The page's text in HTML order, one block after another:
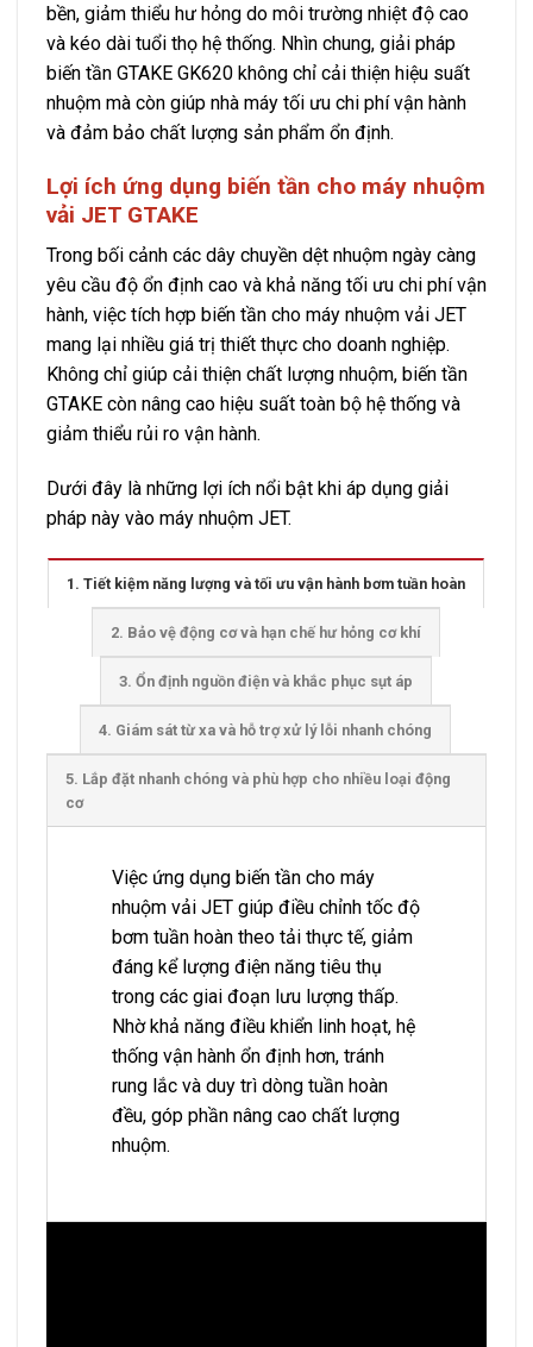
bền, giảm thiểu hư hỏng do môi trường nhiệt độ cao
và kéo dài tuổi thọ hệ thống. Nhìn chung, giải pháp
biến tần GTAKE GK620 không chỉ cải thiện hiệu suất
nhuộm mà còn giúp nhà máy tối ưu chi phí vận hành
và đảm bảo chất lượng sản phẩm ổn định.
Lợi ích ứng dụng biến tần cho máy nhuộm
vải JET GTAKE
Trong bối cảnh các dây chuyền dệt nhuộm ngày càng
yêu cầu độ ổn định cao và khả năng tối ưu chi phí vận
hành, việc tích hợp biến tần cho máy nhuộm vải JET
mang lại nhiều giá trị thiết thực cho doanh nghiệp.
Không chỉ giúp cải thiện chất lượng nhuộm, biến tần
GTAKE còn nâng cao hiệu suất toàn bộ hệ thống và
giảm thiểu rủi ro vận hành.
Dưới đây là những lợi ích nổi bật khi áp dụng giải
pháp này vào máy nhuộm JET.
1. Tiết kiệm năng lượng và tối ưu vận hành bơm tuần hoàn
2. Bảo vệ động cơ và hạn chế hư hỏng cơ khí
3. Ổn định nguồn điện và khắc phục sụt áp
4. Giám sát từ xa và hỗ trợ xử lý lỗi nhanh chóng
5. Lắp đặt nhanh chóng và phù hợp cho nhiều loại động
cơ
Việc ứng dụng biến tần cho máy
nhuộm vải JET giúp điều chỉnh tốc độ
bơm tuần hoàn theo tải thực tế, giảm
đáng kể lượng điện năng tiêu thụ
trong các giai đoạn lưu lượng thấp.
Nhờ khả năng điều khiển linh hoạt, hệ
thống vận hành ổn định hơn, tránh
rung lắc và duy trì dòng tuần hoàn
đều, góp phần nâng cao chất lượng
nhuộm.